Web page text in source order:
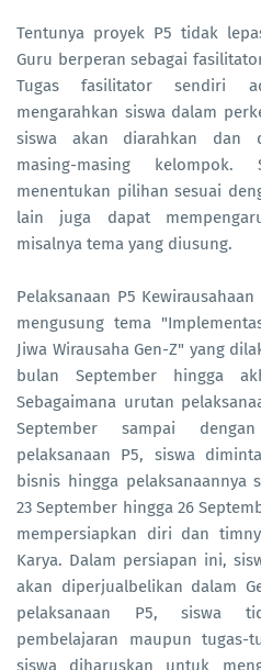
Tentunya proyek P5 tidak
Guru berperan sebagai
Tugas fasilitator sendiri
mengarahkan siswa dalam
siswa akan diarahkan dan
masing-masing kelompok.
menentukan pilihan sesuai
lain juga dapat
misalnya tema yang diusung.
Pelaksanaan P5
mengusung tema
Jiwa Wirausaha Gen-Z" yang
bulan September hingga
Sebagaimana urutan
September sampai
pelaksanaan P5, siswa
bisnis hingga pelaksanaannya
23 September hingga 26
mempersiapkan diri dan
Karya. Dalam persiapan ini,
akan diperjualbelikan dalam
pelaksanaan P5, siswa
pembelajaran maupun tugas-
siswa diharuskan untuk